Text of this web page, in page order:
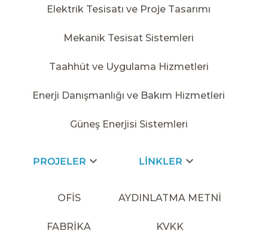
Elektrik Tesisatı ve Proje Tasarımı
Mekanik Tesisat Sistemleri
Taahhüt ve Uygulama Hizmetleri
Enerji Danışmanlığı ve Bakım Hizmetleri
Güneş Enerjisi Sistemleri
PROJELER
OFİS
FABRİKA
LİNKLER
AYDINLATMA METNİ
KVKK